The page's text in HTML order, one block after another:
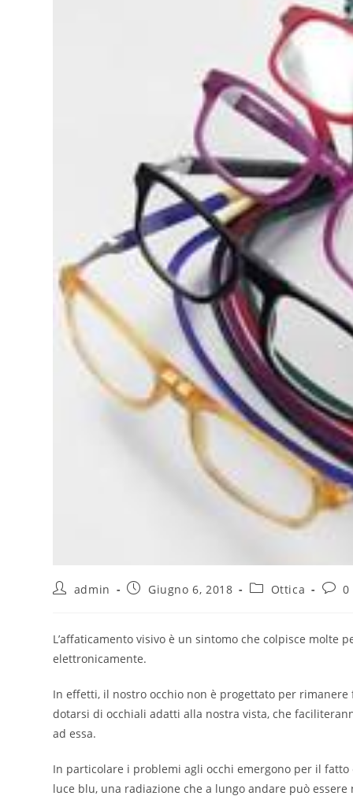
admin Giugno 6, 2018 Ottica 0
L’affaticamento visivo è un sintomo che colpisce molte
elettronicamente.
In effetti, il nostro occhio non è progettato per
dotarsi di occhiali adatti alla nostra vista, che
ad essa.
In particolare i problemi agli occhi emergono per il
luce blu, una radiazione che a lungo andare può essere